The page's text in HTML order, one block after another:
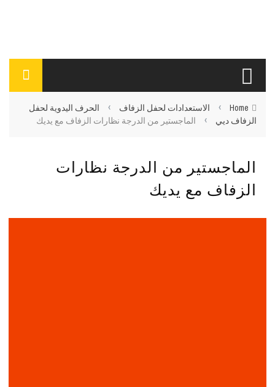
Home
› الاستعدادات لحفل الزفاف ›
الحرف اليدوية لحفل
الزفاف ديي
› الماجستير من الدرجة نظارات الزفاف مع يديك
الماجستير من الدرجة نظارات
الزفاف مع يديك